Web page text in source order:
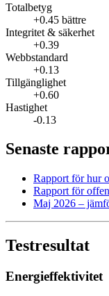
Totalbetyg
+0.45 bättre
Integritet & säkerhet
+0.39
Webbstandard
+0.13
Tillgänglighet
+0.60
Hastighet
-0.13
Senaste
Rapport för hur
Rapport för
Maj 2026 –
Testresultat
Energieffektivitet